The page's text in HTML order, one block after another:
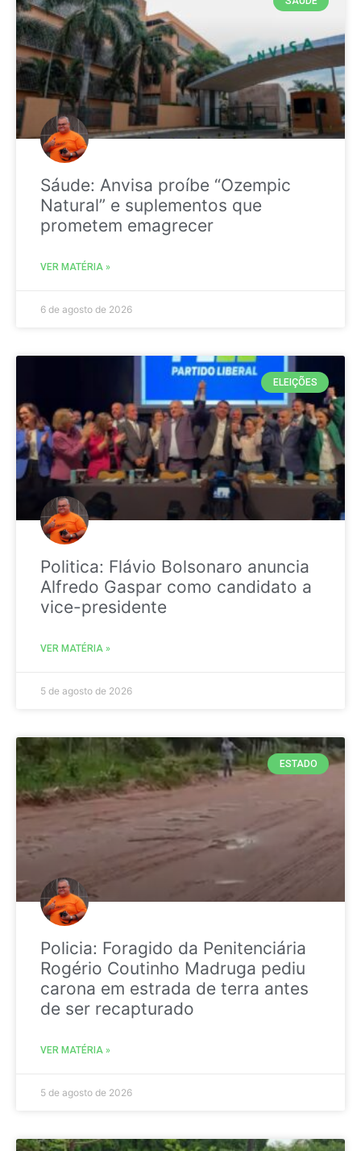
Sáude: Anvisa proíbe “Ozempic
Natural” e suplementos que
prometem emagrecer
VER MATÉRIA »
6 de agosto de 2026
ELEIÇÕES
Politica: Flávio Bolsonaro anuncia
Alfredo Gaspar como candidato a
vice-presidente
VER MATÉRIA »
5 de agosto de 2026
ESTADO
Policia: Foragido da Penitenciária
Rogério Coutinho Madruga pediu
carona em estrada de terra antes
de ser recapturado
VER MATÉRIA »
5 de agosto de 2026